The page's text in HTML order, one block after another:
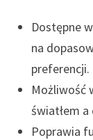
Dostępne
na
preferencji.
Możliwość
światłem
Poprawia